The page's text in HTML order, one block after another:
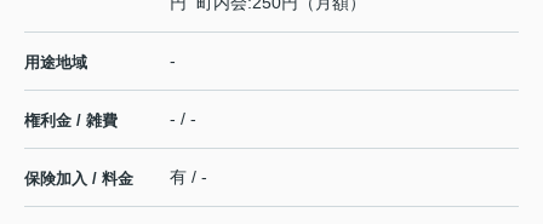
用途地域 -
権利金 / 雑費 - / -
保険加入 / 料金 有 / -